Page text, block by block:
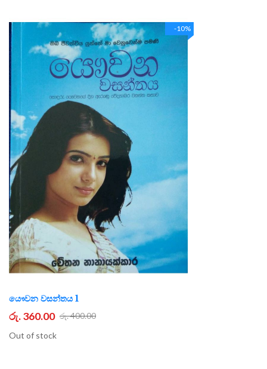
-10%
යෞවන වසන්තය 1
රු. 360.00 රු. 400.00
Out of stock